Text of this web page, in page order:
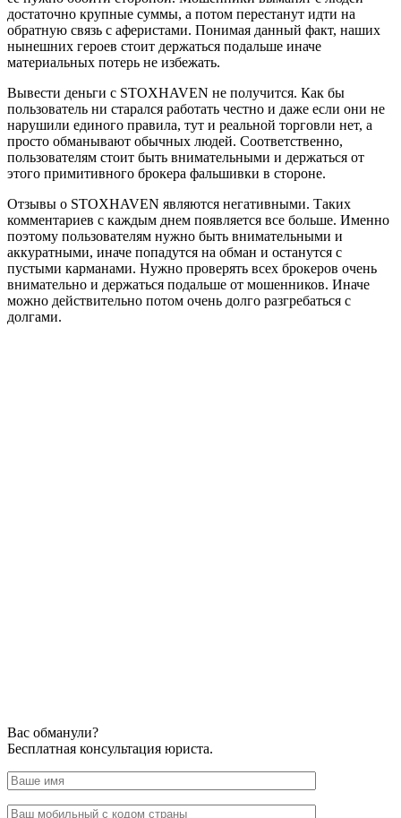
достаточно крупные суммы, а потом перестанут идти на
обратную связь с аферистами. Понимая данный факт, наших
нынешних героев стоит держаться подальше иначе
материальных потерь не избежать.
Вывести деньги с STOXHAVEN не получится. Как бы
пользователь ни старался работать честно и даже если они не
нарушили единого правила, тут и реальной торговли нет, а
просто обманывают обычных людей. Соответственно,
пользователям стоит быть внимательными и держаться от
этого примитивного брокера фальшивки в стороне.
Отзывы о STOXHAVEN являются негативными. Таких
комментариев с каждым днем появляется все больше. Именно
поэтому пользователям нужно быть внимательными и
аккуратными, иначе попадутся на обман и останутся с
пустыми карманами. Нужно проверять всех брокеров очень
внимательно и держаться подальше от мошенников. Иначе
можно действительно потом очень долго разгребаться с
долгами.
Вас обманули?
Бесплатная консультация юриста.